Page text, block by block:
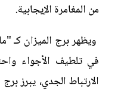
من المغامرة الإيجابية.
ويظهر برج الميزان كـ
في تلطيف الأجواء
الارتباط الجدي، يبرز